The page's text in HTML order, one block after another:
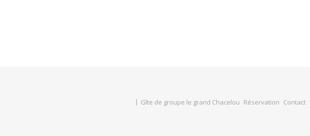
Gîte de groupe le grand Chacelou Réservation Contact